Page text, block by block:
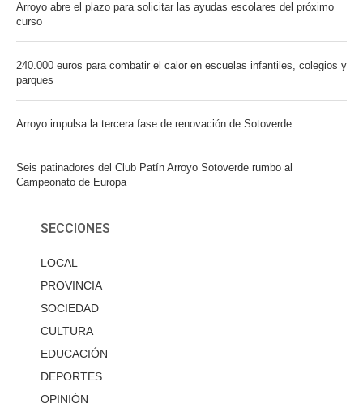
Arroyo abre el plazo para solicitar las ayudas escolares del próximo
curso
240.000 euros para combatir el calor en escuelas infantiles, colegios y
parques
Arroyo impulsa la tercera fase de renovación de Sotoverde
Seis patinadores del Club Patín Arroyo Sotoverde rumbo al
Campeonato de Europa
SECCIONES
LOCAL
PROVINCIA
SOCIEDAD
CULTURA
EDUCACIÓN
DEPORTES
OPINIÓN